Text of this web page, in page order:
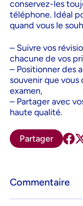
conservez-les
téléphone. Idéal
quand vous le
– Suivre vos
chacune de vos
– Positionner des
souvenir que vous
examen,
– Partager avec
haute qualité.
Partager
Commentaire